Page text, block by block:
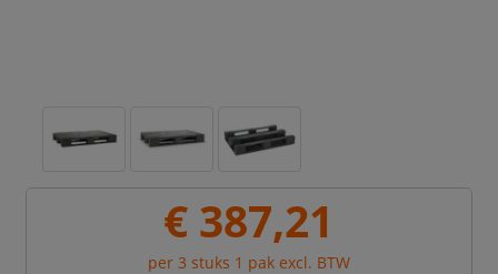
€ 387,21
per 3 stuks 1 pak excl. BTW